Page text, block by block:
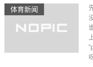
体育新闻